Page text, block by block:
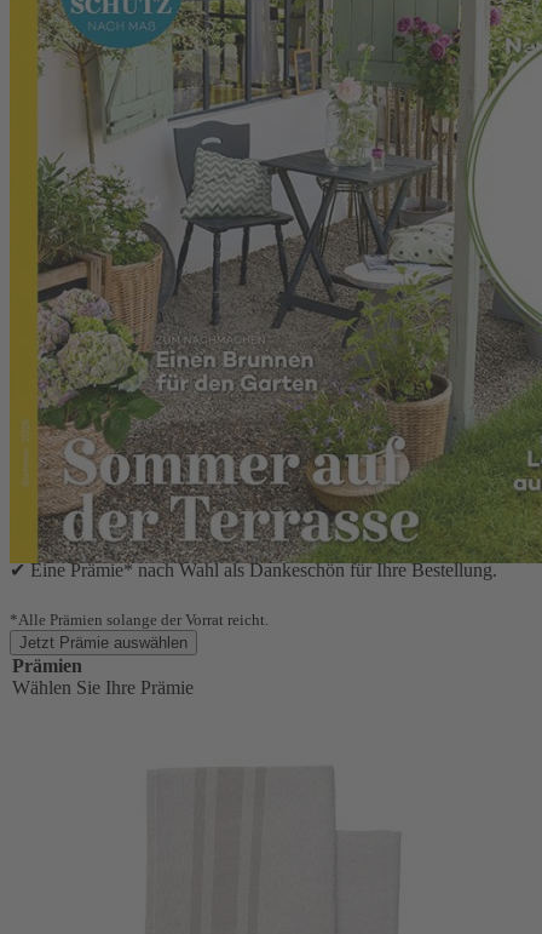
Zum Anfang der Bildergalerie springen
Landlust Zuhaus Jahresabo
Verpassen Sie keine Ausgabe und lesen Sie Landlust Zuhaus,
das Magazin mit den kleinen und großen Wohnideen, im
Abonnement.
Ihre Abonnement-Vorteile:
✔ 5 Ausgaben für nur 34,00 €
✔ Kostenloser Frei-Haus-Service
✔ Immer die neuste Ausgabe, bevor sie im Handel erhältlich ist
✔ Nach einem Jahr jederzeit kündbar
✔ Eine Prämie* nach Wahl als Dankeschön für Ihre Bestellung.
*Alle Prämien solange der Vorrat reicht.
Jetzt Prämie auswählen
Prämien
Wählen Sie Ihre Prämie